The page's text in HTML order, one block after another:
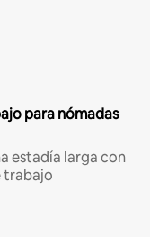
para nómadas
estadía larga con
trabajo